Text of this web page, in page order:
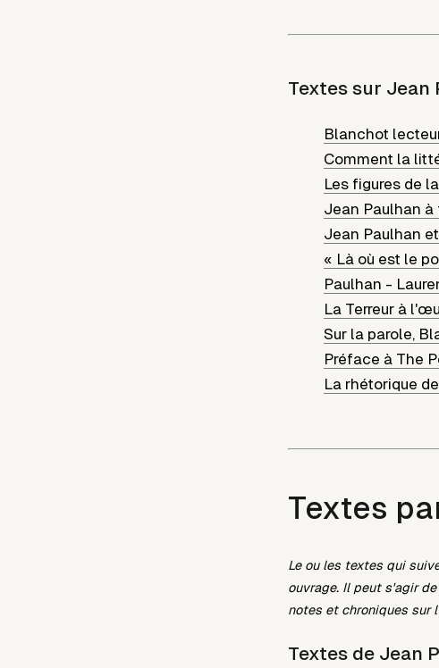
Textes sur Jean
Blanchot
Comment la
Les figures de
Jean Paulhan
Jean Paulhan
« Là où est le
Paulhan -
La Terreur à
Sur la parole,
Préface à The
La rhétorique
Textes
Le ou les textes qui
ouvrage. Il peut s'agir
notes et chroniques sur
Textes de Jean